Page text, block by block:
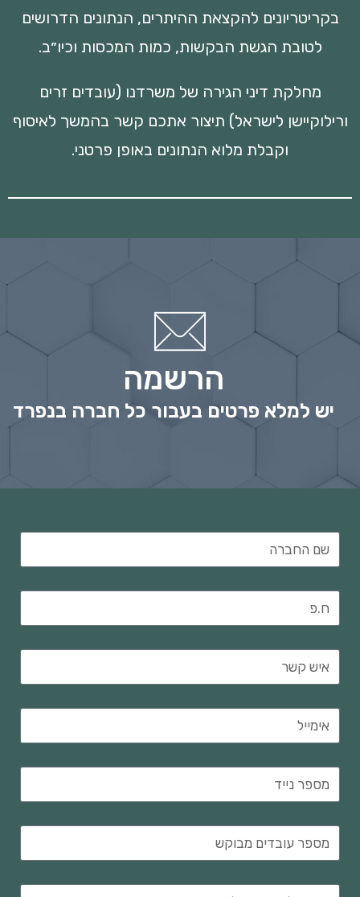
בקריטריונים להקצאת ההיתרים, הנתונים הדרושים
לטובת הגשת הבקשות, כמות המכסות וכיו״ב.
מחלקת דיני הגירה של משרדנו (עובדים זרים
ורילוקיישן לישראל) תיצור אתכם קשר בהמשך לאיסוף
וקבלת מלוא הנתונים באופן פרטני.
הרשמה
יש למלא פרטים בעבור כל חברה בנפרד